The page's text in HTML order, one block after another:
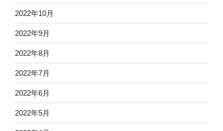
2022年10月
2022年9月
2022年8月
2022年7月
2022年6月
2022年5月